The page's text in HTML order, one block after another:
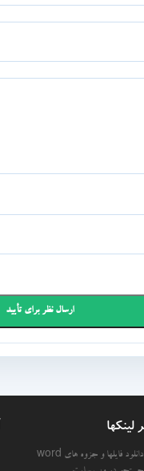
لینکها
دانلود فایلها و جزوه های word